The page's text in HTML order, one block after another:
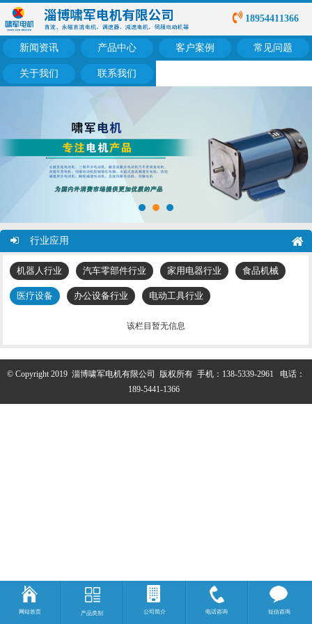
18954411366
新闻资讯 产品中心 客户案例 常见问题
关于我们 联系我们
行业应用
机器人行业 汽车零部件行业 家用电器行业 食品机械
医疗设备 办公设备行业 电动工具行业
该栏目暂无信息
© Copyright 2019 淄博啸军电机有限公司 版权所有 手机： 138-5339-2961
电话：
189-5441-1366
网站首页 产品类别 公司简介 电话咨询 短信咨询